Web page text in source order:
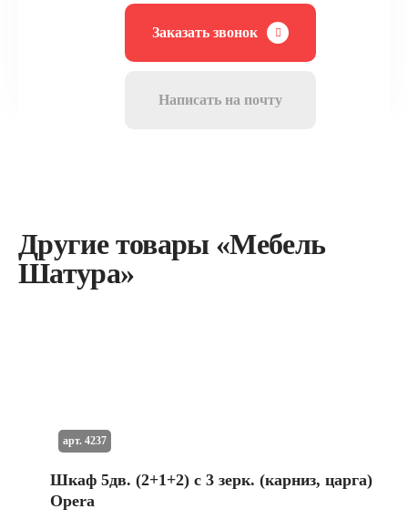
Заказать звонок
Написать на почту
Другие товары «Мебель
Шатура»
Шкаф 5дв. (2+1+2) с 3 зерк. (карниз, царга)
Opera
арт. 4237